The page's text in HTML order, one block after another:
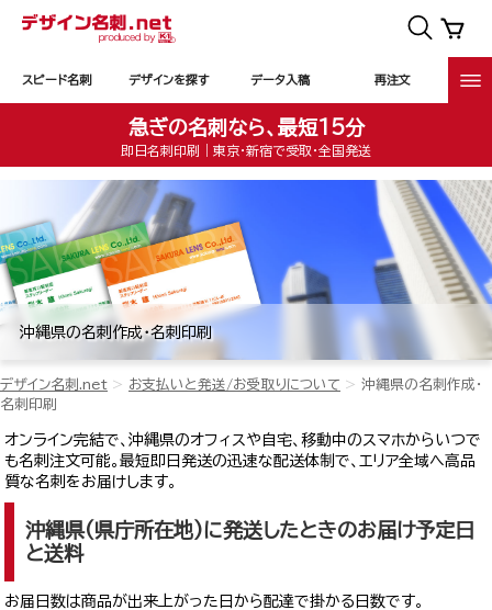
スピード名刺 デザインを探す データ入稿 再注文
急ぎの名刺なら、最短15分
即日名刺印刷｜東京・新宿で受取・全国発送
沖縄県の名刺作成・名刺印刷
デザイン名刺.net お支払いと発送/お受取りについて
沖縄県の名刺作成・
名刺印刷
オンライン完結で、沖縄県のオフィスや自宅、移動中のスマホからいつで
も名刺注文可能。最短即日発送の迅速な配送体制で、エリア全域へ高品
質な名刺をお届けします。
沖縄県(県庁所在地)に発送したときのお届け予定日
と送料
お届日数は商品が出来上がった日から配達で掛かる日数です。